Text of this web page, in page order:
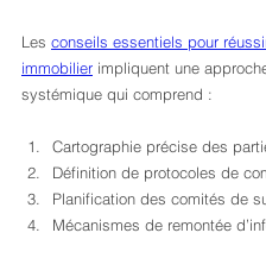
Les conseils essentiels pour
immobilier impliquent une
systémique qui comprend :
Cartographie précise des
Définition de protocoles de
Planification des comités de
Mécanismes de remontée